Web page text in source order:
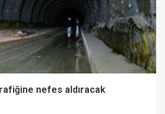
nefes aldıracak